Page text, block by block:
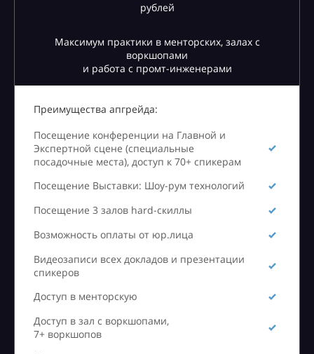
рублей
Максимум практики в менторских, залах с
воркшопами
и работа с промт-инженерами
Преимущества апгрейда:
Посещение конференции на Главной и
Экспертной сцене (специальные
посадочные места), доступ к 70+ спикерам
Посещение Выставки: Шоу-рум технологий
Посещение 3 залов hard-скиллы
Возможность оплаты от юр.лица
Видеозаписи всех докладов и презентации
спикеров
Доступ в менторскую
Доступ в зал с воркшопами,
7+ воркшопов